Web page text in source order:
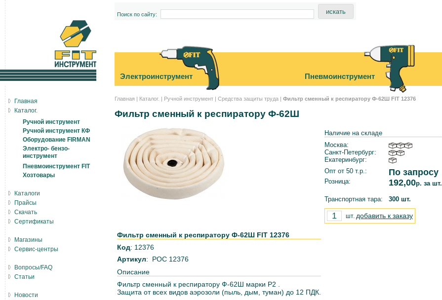
Поиск по сайту:
Электроинструмент Пневмоинструмент
Главная | Каталог. | Ручной инструмент | Средства защиты труда | Фильтр сменный к респиратору Ф-62Ш FIT 12376
Фильтр сменный к респиратору Ф-62Ш
Наличие на складе
Москва:
Санкт-Петербург:
Екатеринбург:
Опт от 50 т.р.:
По запросу
Розница: 192,00р. за шт.
Транспортная тара: 300 шт.
шт. добавить к заказу
Фильтр сменный к респиратору Ф-62Ш FIT 12376
Код: 12376
Артикул: РОС 12376
Описание
Фильтр сменный к респиратору Ф-62Ш марки Р2 .
Защита от всех видов аэрозоли (пыль, дым, туман) до 12 ПДК.
Главная
Каталог.
Ручной инструмент
Ручной инструмент КФ
Оборудование FIRMAN
Электро- бензо-
инструмент
Пневмоинструмент FIT
Хозтовары
Каталоги
Прайсы
Скачать
Сертификаты
Магазины
Сервис-центры
Вопросы/FAQ
Статьи
Новости